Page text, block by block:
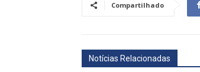
Compartilhado
Notícias Relacionadas